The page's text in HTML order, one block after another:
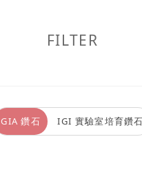
FILTER
GIA 鑽石 IGI 實驗室培育鑽石